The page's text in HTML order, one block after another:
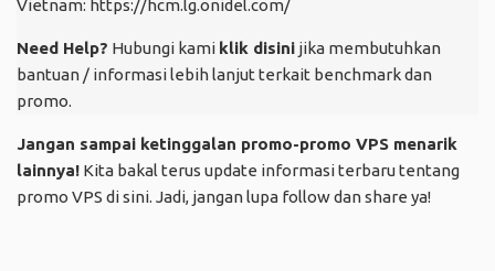
Vietnam: https://hcm.lg.onidel.com/
Need Help? Hubungi kami klik disini jika membutuhkan
bantuan / informasi lebih lanjut terkait benchmark dan
promo.
Jangan sampai ketinggalan promo-promo VPS menarik
lainnya! Kita bakal terus update informasi terbaru tentang
promo VPS di sini. Jadi, jangan lupa follow dan share ya!